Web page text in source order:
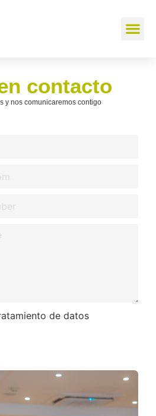
contacto
y nos comunicaremos contigo
de datos